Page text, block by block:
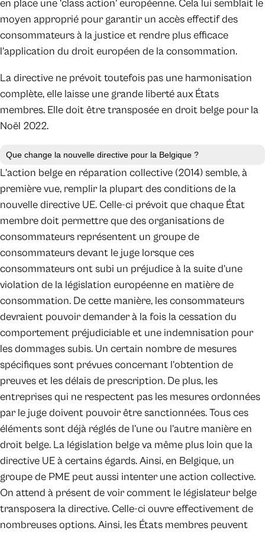
en place une ‘class action’ européenne. Cela lui semblait le
moyen approprié pour garantir un accès effectif des
consommateurs à la justice et rendre plus efficace
l’application du droit européen de la consommation.
La directive ne prévoit toutefois pas une harmonisation
complète, elle laisse une grande liberté aux États
membres. Elle doit être transposée en droit belge pour la
Noël 2022.
Que change la nouvelle directive pour la Belgique ?
L’action belge en réparation collective (2014) semble, à
première vue, remplir la plupart des conditions de la
nouvelle directive UE. Celle-ci prévoit que chaque État
membre doit permettre que des organisations de
consommateurs représentent un groupe de
consommateurs devant le juge lorsque ces
consommateurs ont subi un préjudice à la suite d’une
violation de la législation européenne en matière de
consommation. De cette manière, les consommateurs
devraient pouvoir demander à la fois la cessation du
comportement préjudiciable et une indemnisation pour
les dommages subis. Un certain nombre de mesures
spécifiques sont prévues concernant l’obtention de
preuves et les délais de prescription. De plus, les
entreprises qui ne respectent pas les mesures ordonnées
par le juge doivent pouvoir être sanctionnées. Tous ces
éléments sont déjà réglés de l’une ou l’autre manière en
droit belge. La législation belge va même plus loin que la
directive UE à certains égards. Ainsi, en Belgique, un
groupe de PME peut aussi intenter une action collective.
On attend à présent de voir comment le législateur belge
transposera la directive. Celle-ci ouvre effectivement de
nombreuses options. Ainsi, les États membres peuvent